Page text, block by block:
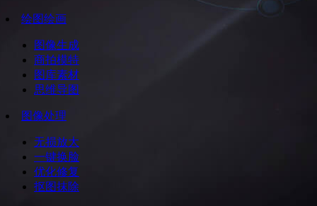
绘图绘画
图像生成
商拍模特
图库素材
思维导图
图像处理
无损放大
一键换脸
优化修复
抠图抹除